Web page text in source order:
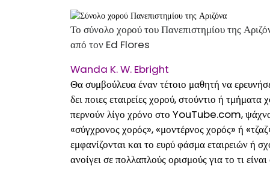
Το σύνολο χορού του Πανεπιστημίου της
από τον Ed Flores
Wanda K. W. Ebright
Θα συμβούλευα έναν τέτοιο μαθητή να
δει ποιες εταιρείες χορού, στούντιο ή
περνούν λίγο χρόνο στο YouTube.com,
«σύγχρονος χορός», «μοντέρνος χορός» ή
εμφανίζονται και το ευρύ φάσμα εταιρειών ή
ανοίγει σε πολλαπλούς ορισμούς για το τι